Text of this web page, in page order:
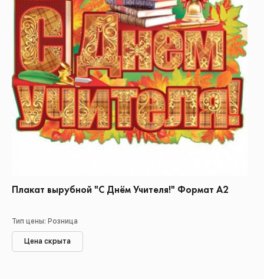
Плакат вырубной "С Днём Учителя!" Формат А2
Тип цены: Розница
Цена скрыта